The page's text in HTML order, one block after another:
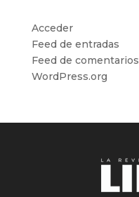
Acceder
Feed de entradas
Feed de comentarios
WordPress.org